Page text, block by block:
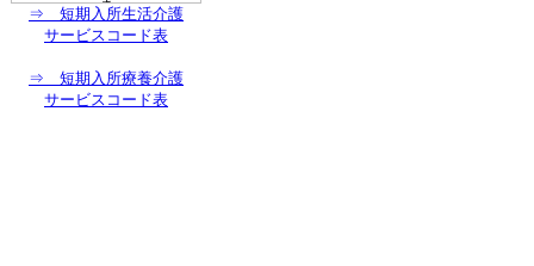
⇒ 短期入所生活介護
サービスコード表
⇒ 短期入所療養介護
サービスコード表